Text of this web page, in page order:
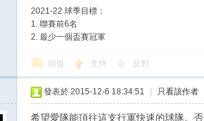
2021-22 球季目標：
1. 聯賽前6名
2. 最少一個盃賽冠軍
回復 支持 反對
發表於 2015-12-6 18:34:51 只看該作者
希望愛隊能頂往這支行軍快速的球隊。否